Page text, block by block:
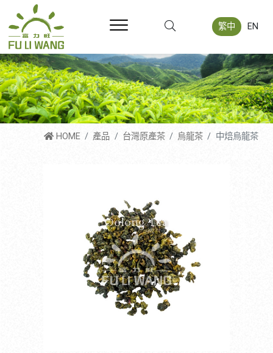
繁中 EN
HOME 產品 台灣原產茶 烏龍茶 中焙烏龍茶